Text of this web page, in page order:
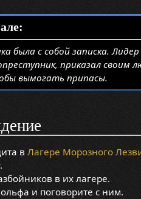
была с собой записка.
приказал своим
вымогать припасы.
вЛагере Морозного
в их лагере.
и поговорите с ним.